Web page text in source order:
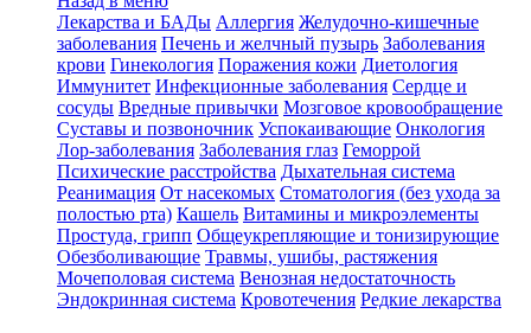
Лекарства и БАДы Аллергия Желудочно-кишечные
заболевания Печень и желчный пузырь Заболевания
крови Гинекология Поражения кожи Диетология
Иммунитет Инфекционные заболевания Сердце и
сосуды Вредные привычки Мозговое кровообращение
Суставы и позвоночник Успокаивающие Онкология
Лор-заболевания Заболевания глаз Геморрой
Психические расстройства Дыхательная система
Реанимация От насекомых Стоматология (без ухода за
полостью рта) Кашель Витамины и микроэлементы
Простуда, грипп Общеукрепляющие и тонизирующие
Обезболивающие Травмы, ушибы, растяжения
Мочеполовая система Венозная недостаточность
Эндокринная система Кровотечения Редкие лекарства